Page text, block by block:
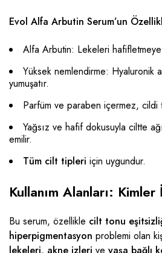
Evol Alfa Arbutin Serum’un
Alfa Arbutin: Lekeleri
Yüksek nemlendirme: Hyaluronik
yumuşatır.
Parfüm ve paraben içermez, cildi
Yağsız ve hafif dokusuyla ciltte
emilir.
Tüm cilt tipleri için uygundur.
Kullanım Alanları:
Bu serum, özellikle cilt tonu
hiperpigmentasyon problemi olan